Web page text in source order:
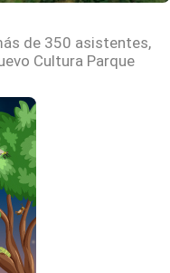
de 350 asistentes,
Cultura Parque